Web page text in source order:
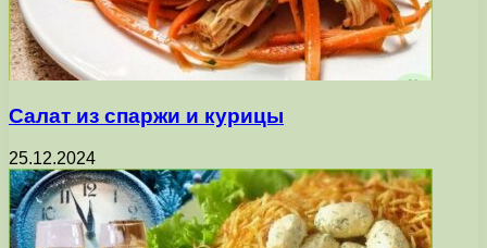
Салат из спаржи и курицы
25.12.2024